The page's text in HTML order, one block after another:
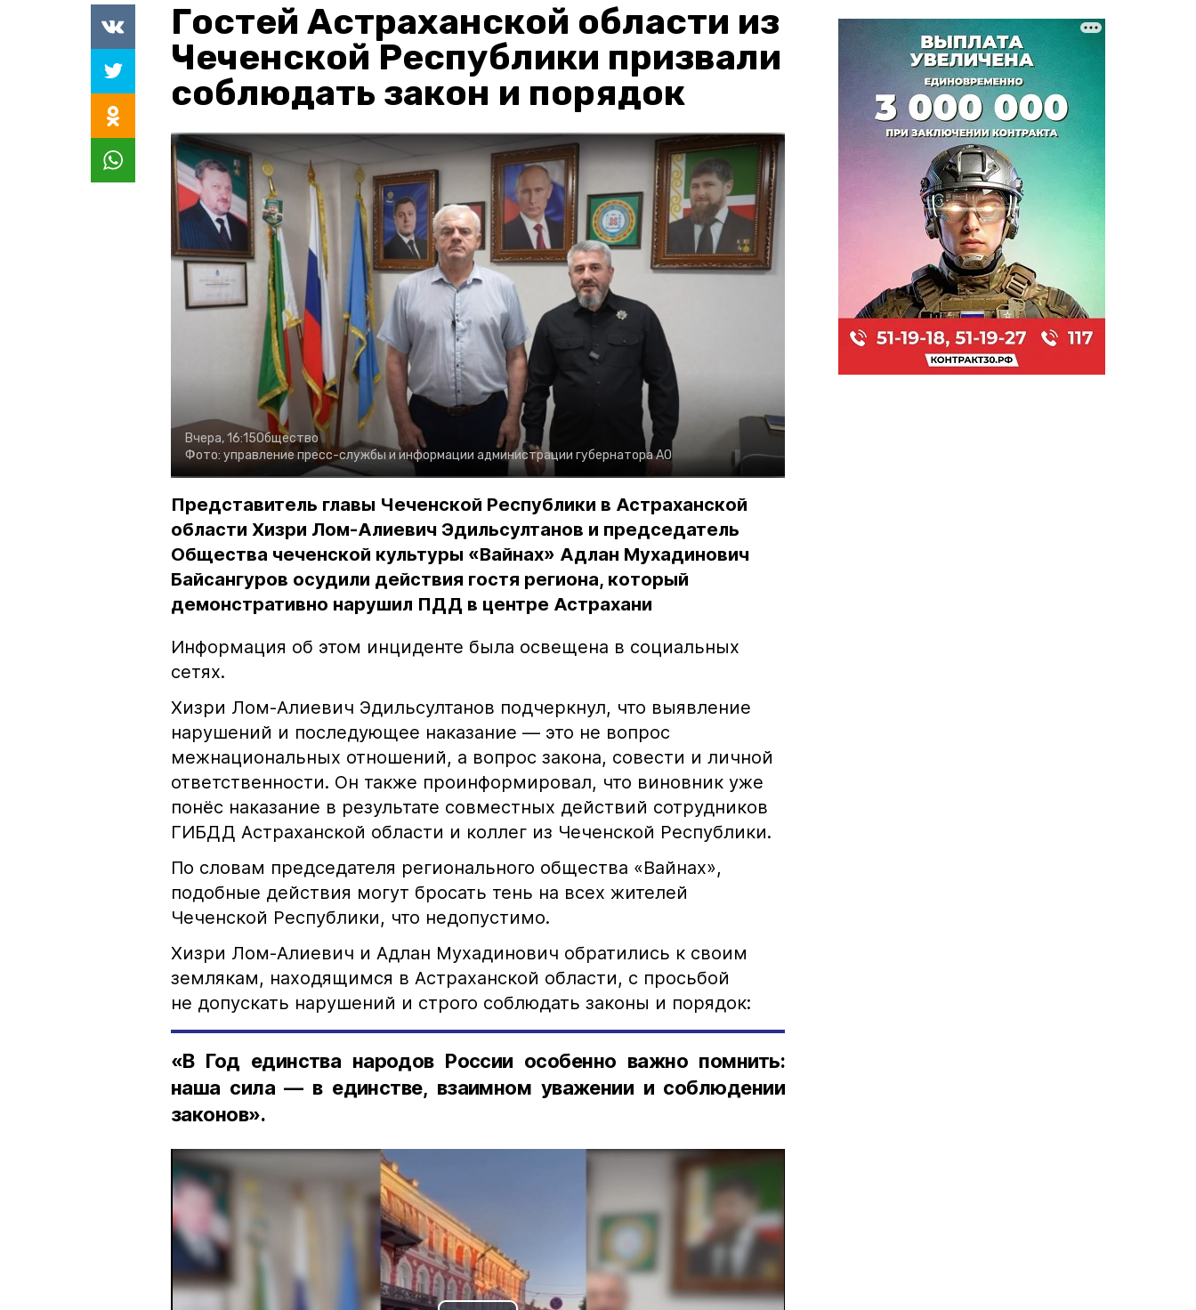
Гостей Астраханской области из
Чеченской Республики призвали
соблюдать закон и порядок
Вчера, 16:15Общество
Фото: управление пресс-службы и информации администрации губернатора АО
Представитель главы Чеченской Республики в Астраханской
области Хизри Лом-Алиевич Эдильсултанов и председатель
Общества чеченской культуры «Вайнах» Адлан Мухадинович
Байсангуров осудили действия гостя региона, который
демонстративно нарушил ПДД в центре Астрахани
Информация об этом инциденте была освещена в социальных
сетях.
Хизри Лом-Алиевич Эдильсултанов подчеркнул, что выявление
нарушений и последующее наказание — это не вопрос
межнациональных отношений, а вопрос закона, совести и личной
ответственности. Он также проинформировал, что виновник уже
понёс наказание в результате совместных действий сотрудников
ГИБДД Астраханской области и коллег из Чеченской Республики.
По словам председателя регионального общества «Вайнах»,
подобные действия могут бросать тень на всех жителей
Чеченской Республики, что недопустимо.
Хизри Лом-Алиевич и Адлан Мухадинович обратились к своим
землякам, находящимся в Астраханской области, с просьбой
не допускать нарушений и строго соблюдать законы и порядок:
«В Год единства народов России особенно важно помнить:
наша сила — в единстве, взаимном уважении и соблюдении
законов».